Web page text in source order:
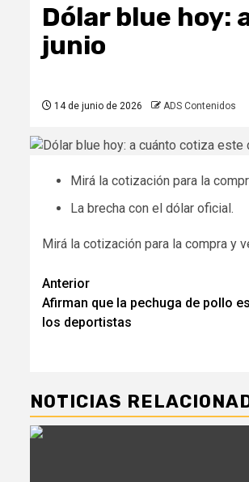
Dólar blue hoy:
junio
14 de junio de 2026 ADS Contenidos
Mirá la cotización para la
La brecha con el dólar oficial.
Mirá la cotización para la compra y
Navegación
de
Anterior
Afirman que la pechuga de pollo
los deportistas
NOTICIAS